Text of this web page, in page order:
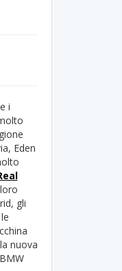
i
Eden
gli
nuova